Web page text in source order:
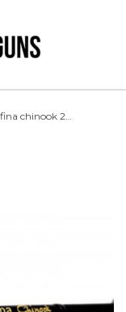
2 tramos, 210cm